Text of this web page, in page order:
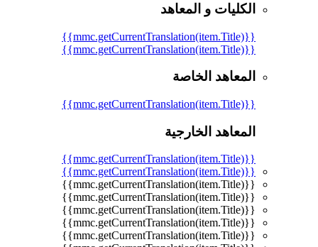
الكليات و المعاهد
{{mmc.getCurrentTranslation(item.Title)}}
{{mmc.getCurrentTranslation(item.Title)}}
المعاهد الخاصة
{{mmc.getCurrentTranslation(item.Title)}}
المعاهد الخارجية
{{mmc.getCurrentTranslation(item.Title)}}
{{mmc.getCurrentTranslation(item.Title)}}
{{mmc.getCurrentTranslation(item.Title)}}
{{mmc.getCurrentTranslation(item.Title)}}
{{mmc.getCurrentTranslation(item.Title)}}
{{mmc.getCurrentTranslation(item.Title)}}
{{mmc.getCurrentTranslation(item.Title)}}